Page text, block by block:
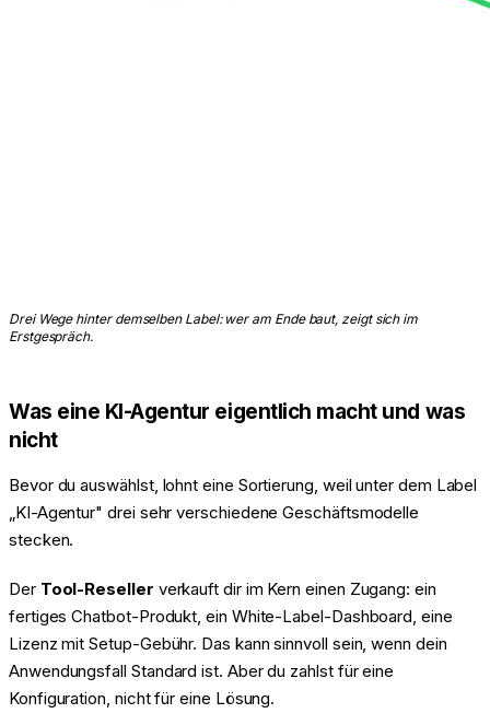
Drei Wege hinter demselben Label: wer am Ende baut, zeigt sich im
Erstgespräch.
Was eine KI-Agentur eigentlich macht und was
nicht
Bevor du auswählst, lohnt eine Sortierung, weil unter dem Label
„KI-Agentur" drei sehr verschiedene Geschäftsmodelle
stecken.
Der Tool-Reseller verkauft dir im Kern einen Zugang: ein
fertiges Chatbot-Produkt, ein White-Label-Dashboard, eine
Lizenz mit Setup-Gebühr. Das kann sinnvoll sein, wenn dein
Anwendungsfall Standard ist. Aber du zahlst für eine
Konfiguration, nicht für eine Lösung.